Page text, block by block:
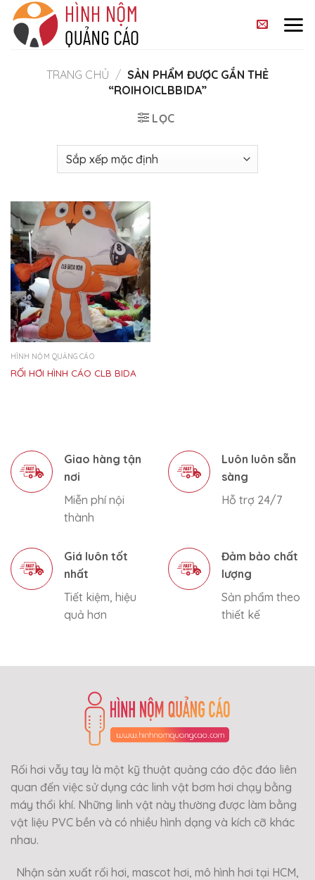
Skip
content
TRANG CHỦ / SẢN PHẨM ĐƯỢC GẮN THẺ
“ROIHOICLBBIDA”
LỌC
HÌNH NỘM QUẢNG CÁO
RỐI HƠI HÌNH CÁO CLB BIDA
Giao hàng tận
nơi
Miễn phí nội
thành
Luôn luôn sẵn
sàng
Hỗ trợ 24/7
Giá luôn tốt
nhất
Tiết kiệm, hiệu
quả hơn
Đảm bảo chất
lượng
Sản phẩm theo
thiết kế
Rối hơi vẫy tay là một kỹ thuật quảng cáo độc đáo liên
quan đến việc sử dụng các linh vật bơm hơi chạy bằng
máy thổi khí. Những linh vật này thường được làm bằng
vật liệu PVC bền và có nhiều hình dạng và kích cỡ khác
nhau.
Nhận sản xuất rối hơi, mascot hơi, mô hình hơi tại HCM,